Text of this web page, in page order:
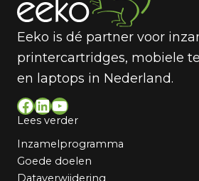
Eeko is dé partner voor
printercartridges, mobiele
en laptops in Nederland.
Facebook LinkedIn YouTube
Lees verder
Inzamelprogramma
Goede doelen